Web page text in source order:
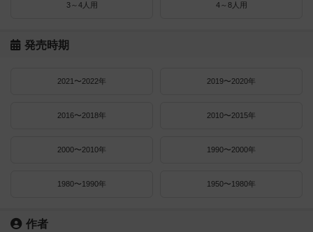
3～4人用 4～8人用
発売時期
2021〜2022年 2019〜2020年
2016〜2018年 2010〜2015年
2000〜2010年 1990〜2000年
1980〜1990年 1950〜1980年
作者